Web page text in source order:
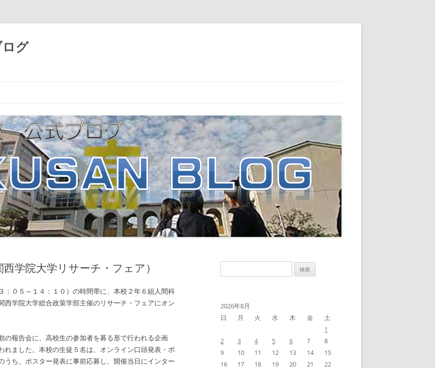
グ
へ
ス
キ
ッ
プ
学院大学リサーチ・フェア）
０５～１４：１０）の時間帯に、本校２年６組人間科
西学院大学総合政策学部主催のリサーチ・フェアにオン
報告会に、高校生の参加者を募る形で行われる企画
れました。本校の生徒５名は、オンライン口頭発表・ポ
うち、ポスター発表に事前応募し、開催当日にインター
索:
2026年8月
日
月 火 水 木 金
土
1
2
3 4 5 6 7
8
9
10 11 12 13 14
15
16
17 18 19 20 21
22